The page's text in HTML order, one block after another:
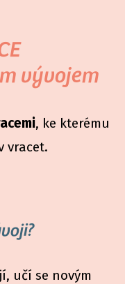
vývojem
, ke kterému
vracet.
učí se novým